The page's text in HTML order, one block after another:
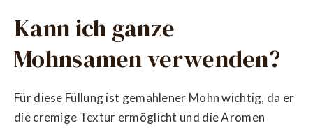
Kann ich ganze
Mohnsamen verwenden?
Für diese Füllung ist gemahlener Mohn wichtig, da er
die cremige Textur ermöglicht und die Aromen